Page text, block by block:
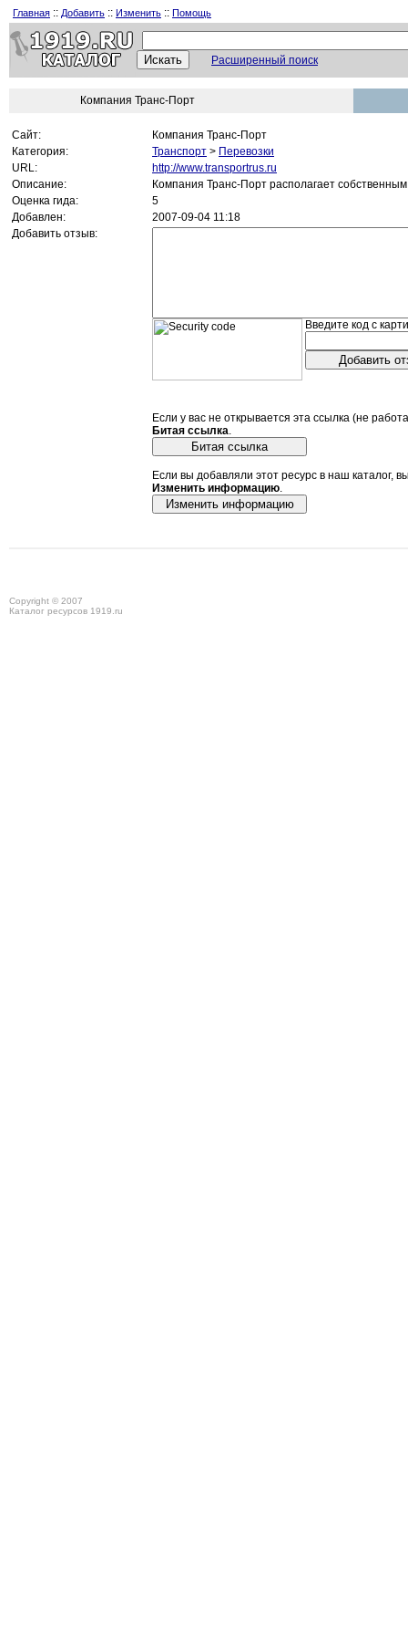
Главная :: Добавить :: Изменить :: Помощь
Расширенный поиск
Компания Транс-Порт
Сайт:
Компания Транс-Порт
Категория:
Транспорт > Перевозки
URL:
http://www.transportrus.ru
Описание:
Компания Транс-Порт располагает
Оценка гида:
5
Добавлен:
2007-09-04 11:18
Добавить отзыв:
Введите код с
Если у вас не открывается эта ссылка (не
Битая ссылка.
Если вы добавляли этот ресурс в наш каталог,
Изменить информацию.
Copyright © 2007
Каталог ресурсов 1919.ru